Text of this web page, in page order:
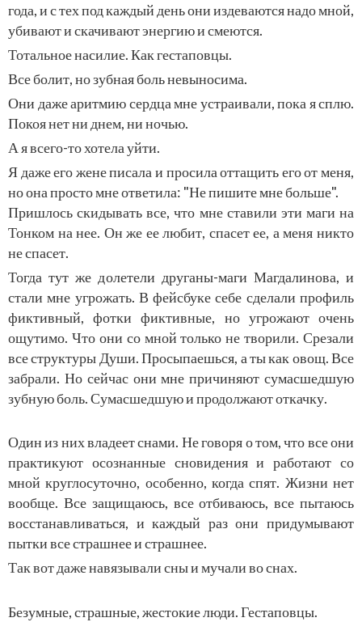
года, и с тех под каждый день они издеваются надо мной,
убивают и скачивают энергию и смеются.
Тотальное насилие. Как гестаповцы.
Все болит, но зубная боль невыносима.
Они даже аритмию сердца мне устраивали, пока я сплю.
Покоя нет ни днем, ни ночью.
А я всего-то хотела уйти.
Я даже его жене писала и просила оттащить его от меня,
но она просто мне ответила: "Не пишите мне больше".
Пришлось скидывать все, что мне ставили эти маги на
Тонком на нее. Он же ее любит, спасет ее, а меня никто
не спасет.
Тогда тут же долетели друганы-маги Магдалинова, и
стали мне угрожать. В фейсбуке себе сделали профиль
фиктивный, фотки фиктивные, но угрожают очень
ощутимо. Что они со мной только не творили. Срезали
все структуры Души. Просыпаешься, а ты как овощ. Все
забрали. Но сейчас они мне причиняют сумасшедшую
зубную боль. Сумасшедшую и продолжают откачку.
Один из них владеет снами. Не говоря о том, что все они
практикуют осознанные сновидения и работают со
мной круглосуточно, особенно, когда спят. Жизни нет
вообще. Все защищаюсь, все отбиваюсь, все пытаюсь
восстанавливаться, и каждый раз они придумывают
пытки все страшнее и страшнее.
Так вот даже навязывали сны и мучали во снах.
Безумные, страшные, жестокие люди. Гестаповцы.